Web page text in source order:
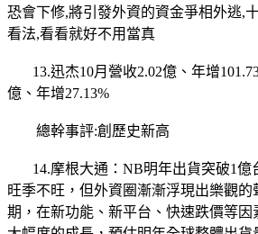
恐會下修,將引發外資的資金爭相外逃,
看法,看看就好不用當真
13.迅杰10月營收2.02億、年增
億、年增27.13%
總幹事評:創歷史新高
14.摩根大通：NB明年出貨突破1億
旺季不旺，但外資圈漸漸浮現出樂觀
期，在新功能、新平台、快速跌價等